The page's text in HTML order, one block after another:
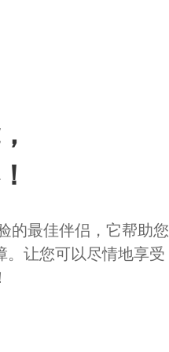
的最佳伴侣，它帮助您
。让您可以尽情地享受